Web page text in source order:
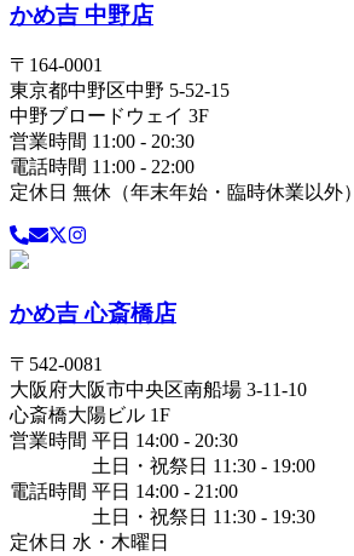
かめ吉 中野店
〒 164-0001
東京都中野区中野 5-52-15
中野ブロードウェイ 3F
営業時間 11:00 - 20:30
電話時間 11:00 - 22:00
定休日 無休（年末年始・臨時休業以外）
かめ吉 心斎橋店
〒 542-0081
大阪府大阪市中央区南船場 3-11-10
心斎橋大陽ビル 1F
営業時間 平日 14:00 - 20:30
土日・祝祭日 11:30 - 19:00
電話時間 平日 14:00 - 21:00
土日・祝祭日 11:30 - 19:30
定休日 水・木曜日